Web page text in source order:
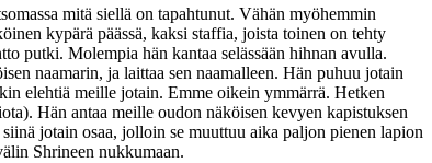
mitä siellä on tapahtunut. Vähän myöhemmin
kypärä päässä, kaksi staffia, joista toinen on tehty
putki. Molempia hän kantaa selässään hihnan avulla.
naamarin, ja laittaa sen naamalleen. Hän puhuu jotain
elehtiä meille jotain. Emme oikein ymmärrä. Hetken
Hän antaa meille oudon näköisen kevyen kapistuksen
jotain osaa, jolloin se muuttuu aika paljon pienen lapion
Shrineen nukkumaan.